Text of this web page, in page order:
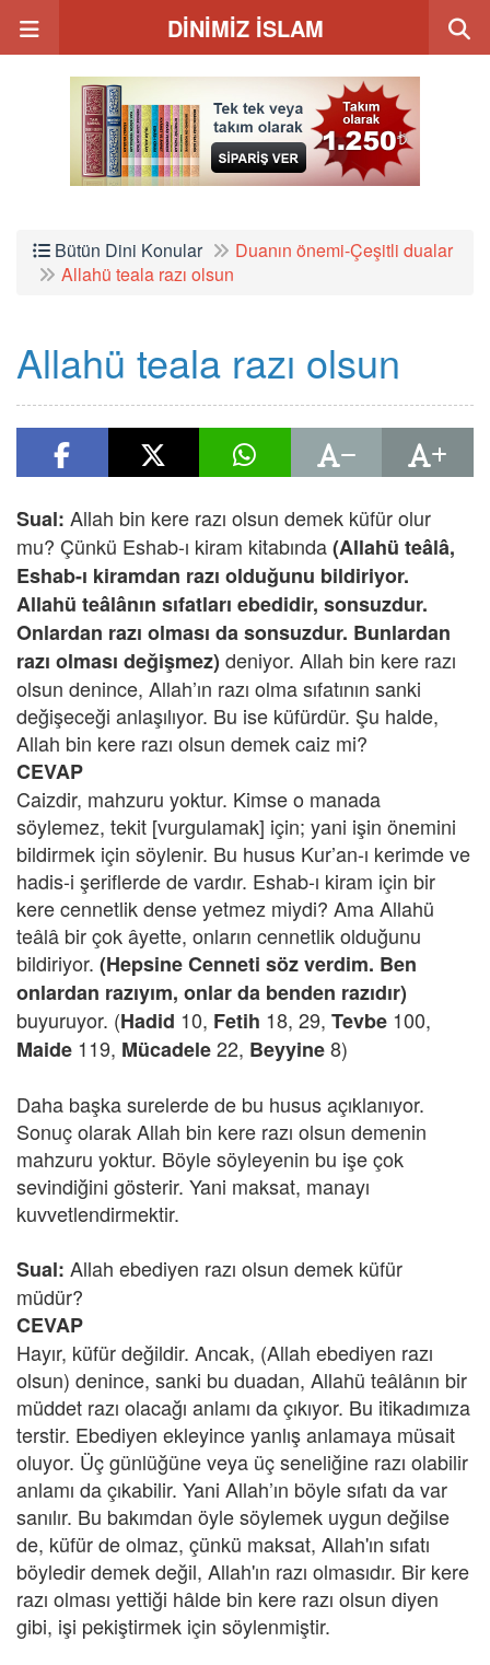
DİNİMİZ İSLAM
Bütün Dini Konular
Duanın önemi-Çeşitli dualar
Allahü teala razı olsun
Allahü teala razı olsun
Sual: Allah bin kere razı olsun demek küfür olur
mu? Çünkü Eshab-ı kiram kitabında(Allahü teâlâ,
Eshab-ı kiramdan razı olduğunu bildiriyor.
Allahü teâlânın sıfatları ebedidir, sonsuzdur.
Onlardan razı olması da sonsuzdur. Bunlardan
razı olması değişmez) deniyor. Allah bin kere razı
olsun denince, Allah’ın razı olma sıfatının sanki
değişeceği anlaşılıyor. Bu ise küfürdür. Şu halde,
Allah bin kere razı olsun demek caiz mi?
CEVAP
Caizdir, mahzuru yoktur. Kimse o manada
söylemez, tekit [vurgulamak] için; yani işin önemini
bildirmek için söylenir. Bu husus Kur’an-ı kerimde ve
hadis-i şeriflerde de vardır. Eshab-ı kiram için bir
kere cennetlik dense yetmez miydi? Ama Allahü
teâlâ bir çok âyette, onların cennetlik olduğunu
bildiriyor. (Hepsine Cenneti söz verdim. Ben
onlardan razıyım, onlar da benden razıdır)
buyuruyor. (Hadid 10, Fetih 18, 29, Tevbe 100,
Maide 119, Mücadele22, Beyyine8)
Daha başka surelerde de bu husus açıklanıyor.
Sonuç olarak Allah bin kere razı olsun demenin
mahzuru yoktur. Böyle söyleyenin bu işe çok
sevindiğini gösterir. Yani maksat, manayı
kuvvetlendirmektir.
Sual: Allah ebediyen razı olsun demek küfür
müdür?
CEVAP
Hayır, küfür değildir. Ancak, (Allah ebediyen razı
olsun) denince, sanki bu duadan, Allahü teâlânın bir
müddet razı olacağı anlamı da çıkıyor. Bu itikadımıza
terstir. Ebediyen ekleyince yanlış anlamaya müsait
oluyor. Üç günlüğüne veya üç seneliğine razı olabilir
anlamı da çıkabilir. Yani Allah’ın böyle sıfatı da var
sanılır. Bu bakımdan öyle söylemek uygun değilse
de, küfür de olmaz, çünkü maksat, Allah'ın sıfatı
böyledir demek değil, Allah'ın razı olmasıdır. Bir kere
razı olması yettiği hâlde bin kere razı olsun diyen
gibi, işi pekiştirmek için söylenmiştir.